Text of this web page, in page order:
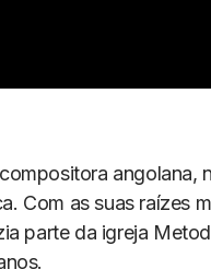
angolana,
Com as suas raízes
parte da igreja